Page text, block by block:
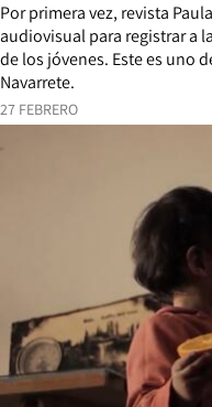
27 FEBRERO
Por primera vez, revista
audiovisual para registrar a
de los jóvenes. Este es uno
Navarrete.